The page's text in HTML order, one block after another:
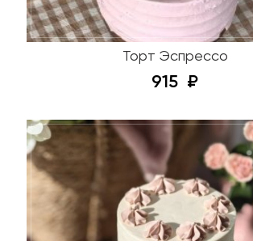
Торт Эспрессо
915